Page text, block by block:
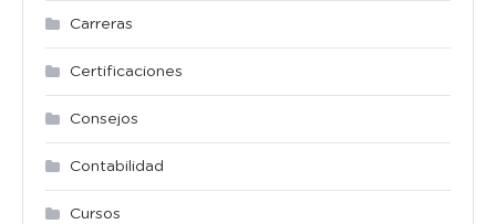
Carreras
Certificaciones
Consejos
Contabilidad
Cursos